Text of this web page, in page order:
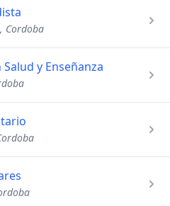
Cordoba
y Enseñanza